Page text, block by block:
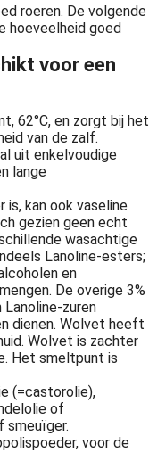
roeren. De volgende
hoeveelheid goed
voor een
62°C, en zorgt bij het
van de zalf.
uit enkelvoudige
lange
is, kan ook vaseline
gezien geen echt
wasachtige
Lanoline-esters;
en
De overige 3%
Lanoline-zuren
dienen. Wolvet heeft
Wolvet is zachter
Het smeltpunt is
(=castorolie),
of
smeuïger.
voor de